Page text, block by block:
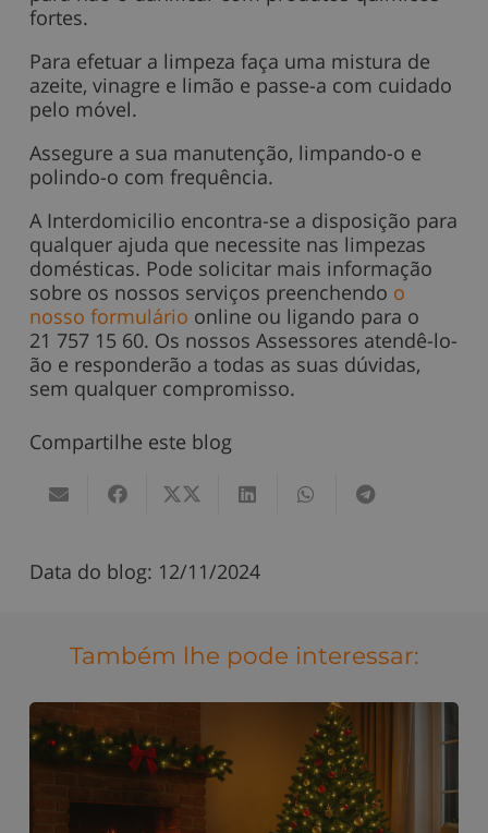
fortes.
Para efetuar a limpeza faça uma mistura de
azeite, vinagre e limão e passe-a com cuidado
pelo móvel.
Assegure a sua manutenção, limpando-o e
polindo-o com frequência.
A Interdomicilio encontra-se a disposição para
qualquer ajuda que necessite nas limpezas
domésticas. Pode solicitar mais informação
sobre os nossos serviços preenchendo o
nosso formulário online ou ligando para o
21 757 15 60. Os nossos Assessores atendê-lo-
ão e responderão a todas as suas dúvidas,
sem qualquer compromisso.
Compartilhe este blog
Data do blog: 12/11/2024
Também lhe pode interessar: